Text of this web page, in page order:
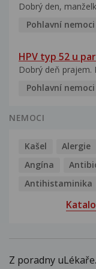
Dobrý den,
Pohlavní nemoci
HPV typ 52 u
Dobrý deň prajem.
Pohlavní nemoci
NEMOCI
Kašel Alergie
Angína
Antihistaminika
Z poradny